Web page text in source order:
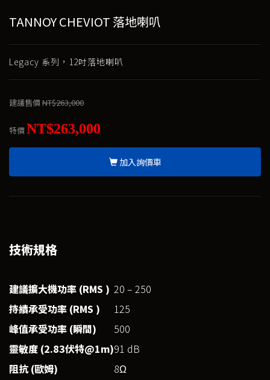
TANNOY CHEVIOT 落地喇叭
Legacy 系列，12吋落地喇叭
建議售價NT$263,000
特價NT$263,000
加入詢價車
技術規格
建議擴大機功率 (RMS ) 20 – 250
持續承受功率 (RMS )
125
峰值承受功率 (瞬間)
500
靈敏度 (2.83伏特@1m)91 dB
阻抗 (歐姆)
8Ω